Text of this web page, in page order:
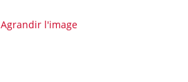
Agrandir l'image